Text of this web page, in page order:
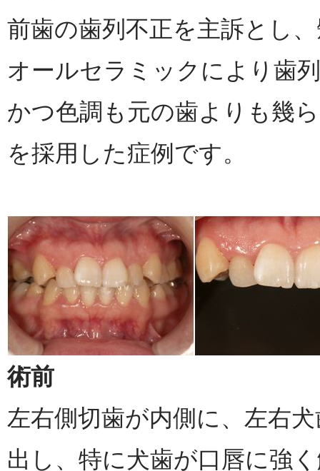
前歯の歯列不正を主訴とし
オールセラミックにより歯
かつ色調も元の歯よりも幾
を採用した症例です。
術前
左右側切歯が内側に、左右
出し、特に犬歯が口唇に強